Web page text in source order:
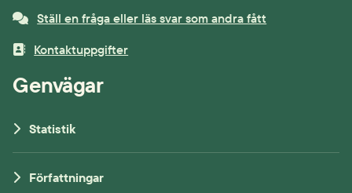
Ställ en fråga eller läs svar som andra fått
Kontaktuppgifter
Genvägar
Statistik
Författningar